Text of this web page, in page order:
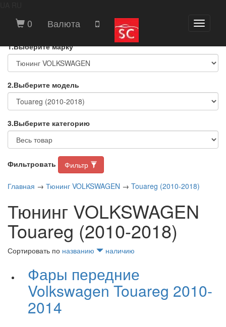
Toggle
0 Валюта
ВЫБЕРИТЕ МАРКУ И МОДЕЛЬ
АВТОМОБИЛЯ
1.Выберите марку
2.Выберите модель
3.Выберите категорию
Фильтровать Фильтр
Главная → Тюнинг VOLKSWAGEN → Touareg (2010-2018)
Тюнинг VOLKSWAGEN
Touareg (2010-2018)
Сортировать по названию наличию
Фары передние
Volkswagen Touareg 2010-
2014